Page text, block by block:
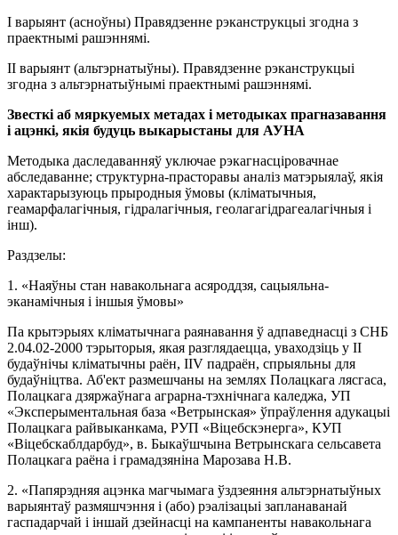
I варыянт (асноўны) Правядзенне рэканструкцыі згодна з
праектнымі рашэннямі.
II варыянт (альтэрнатыўны). Правядзенне рэканструкцыі
згодна з альтэрнатыўнымі праектнымі рашэннямі.
Звесткі аб мяркуемых метадах і методыках прагназавання
і ацэнкі, якія будуць выкарыстаны для АУНА
Методыка даследаванняў уключае рэкагнасцiровачнае
абследаванне; структурна-прасторавы аналіз матэрыялаў, якія
характарызуюць прыродныя ўмовы (кліматычныя,
геамарфалагічныя, гідралагічныя, геолагагідрагеалагічныя і
iнш).
Раздзелы:
1. «Наяўны стан навакольнага асяроддзя, сацыяльна-
эканамічныя і іншыя ўмовы»
Па крытэрыях кліматычнага раянавання ў адпаведнасці з СНБ
2.04.02-2000 тэрыторыя, якая разглядаецца, уваходзіць у II
будаўнічы кліматычны раён, ІІV падраён, спрыяльны для
будаўніцтва. Аб'ект размешчаны на землях Полацкага лясгаса,
Полацкага дзяржаўнага аграрна-тэхнічнага каледжа, УП
«Эксперыментальная база «Ветрынская» ўпраўлення адукацыі
Полацкага райвыканкама, РУП «Віцебскэнерга», КУП
«Віцебскаблдарбуд», в. Быкаўшчына Ветрынскага сельсавета
Полацкага раёна і грамадзяніна Марозава Н.В.
2. «Папярэдняя ацэнка магчымага ўздзеяння альтэрнатыўных
варыянтаў размяшчэння і (або) рэалізацыі запланаванай
гаспадарчай і іншай дзейнасці на кампаненты навакольнага